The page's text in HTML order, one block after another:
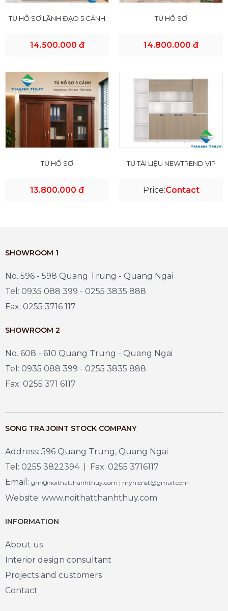
TỦ HỒ SƠ LÃNH ĐẠO 5 CÁNH
14.500.000 đ
TỦ HỒ SƠ
14.800.000 đ
TỦ HỒ SƠ
13.800.000 đ
TỦ TÀI LIỆU NEWTREND VIP
Price:Contact
SHOWROOM 1
No. 596 - 598 Quang Trung - Quang Ngai
Tel: 0935 088 399 - 0255 3835 888
Fax: 0255 3716 117
SHOWROOM 2
No. 608 - 610 Quang Trung - Quang Ngai
Tel: 0935 088 399 - 0255 3835 888
Fax: 0255 371 6117
SONG TRA JOINT STOCK COMPANY
Address: 596 Quang Trung, Quang Ngai
Tel: 0255 3822394 | Fax: 0255 3716117
Email: gm@noithatthanhthuy.com | myhienst@gmail.com
Website: www.noithatthanhthuy.com
INFORMATION
About us
Interior design consultant
Projects and customers
Contact